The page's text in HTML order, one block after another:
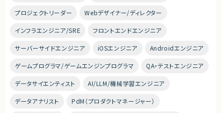
プロジェクトリーダー Webデザイナー/ディレクター
インフラエンジニア/SRE フロントエンドエンジニア
サーバーサイドエンジニア iOSエンジニア Androidエンジニア
ゲームプログラマ/ゲームエンジンプログラマ QA・テストエンジニア
データサイエンティスト AI/LLM/機械学習エンジニア
データアナリスト PdM（プロダクトマネージャー）